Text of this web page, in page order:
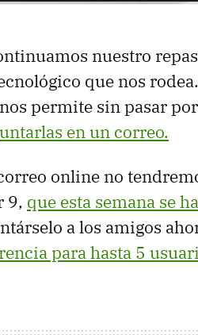
nuestro
que nos
permite sin pasar
en un correo.
online no
9, que esta semana se
a los amigos
para hasta 5